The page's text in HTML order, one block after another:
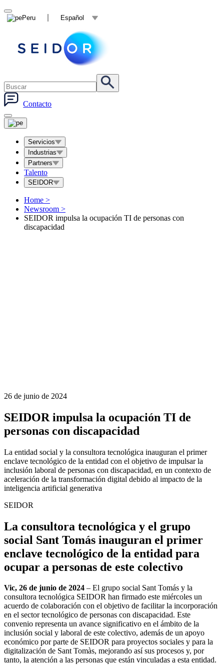
Peru Español
Contacto
Servicios
Industrias
Partners
Talento
SEIDOR
Home >
Newsroom >
SEIDOR impulsa la ocupación TI de personas con
discapacidad
26 de junio de 2024
SEIDOR impulsa la ocupación TI de
personas con discapacidad
La entidad social y la consultora tecnológica inauguran el primer
enclave tecnológico de la entidad con el objetivo de impulsar la
inclusión laboral de personas con discapacidad, en un contexto de
aceleración de la transformación digital debido al impacto de la
inteligencia artificial generativa
SEIDOR
La consultora tecnológica y el grupo
social Sant Tomás inauguran el primer
enclave tecnológico de la entidad para
ocupar a personas de este colectivo
Vic, 26 de junio de 2024 – El grupo social Sant Tomás y la
consultora tecnológica SEIDOR han firmado este miércoles un
acuerdo de colaboración con el objetivo de facilitar la incorporación
en el sector tecnológico de personas con discapacidad. Este
convenio representa un avance significativo en el ámbito de la
inclusión social y laboral de este colectivo, además de un apoyo
económico por parte de SEIDOR para proyectos sociales y para la
digitalización de Sant Tomàs, mejorando así sus procesos y, por
tanto, la atención a las personas que están vinculadas a esta entidad.